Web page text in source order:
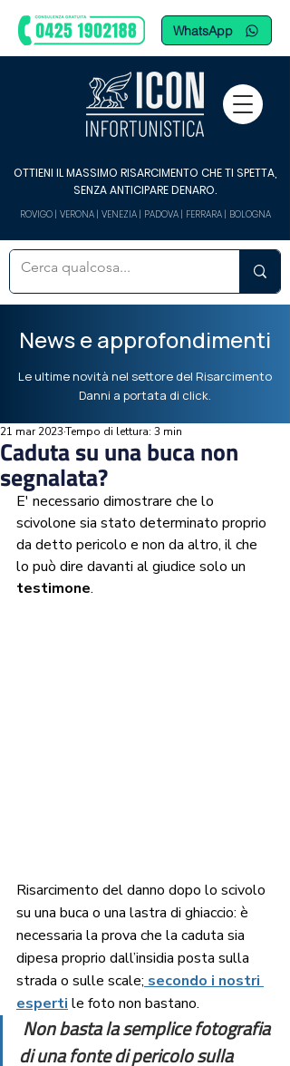
WhatsApp
OTTIENI IL MASSIMO RISARCIMENTO CHE TI SPETTA,
SENZA ANTICIPARE DENARO.
ROVIGO | VERONA | VENEZIA | PADOVA | FERRARA | BOLOGNA
News e approfondimenti
Le ultime novità nel settore del Risarcimento
Danni a portata di click.
Caduta su una buca non
segnalata?
21 mar 2023Tempo di lettura: 3 min
E' necessario dimostrare che lo
scivolone sia stato determinato proprio
da detto pericolo e non da altro, il che
lo può dire davanti al giudice solo un
testimone.
Risarcimento del danno dopo lo scivolo
su una buca o una lastra di ghiaccio: è
necessaria la prova che la caduta sia
dipesa proprio dall’insidia posta sulla
strada o sulle scale; secondo i nostri
esperti le foto non bastano.
di una fonte di pericolo sulla